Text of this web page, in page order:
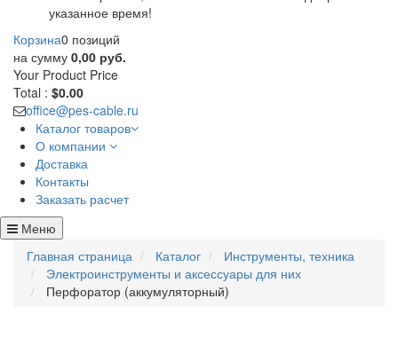
указанное время!
Корзина0 позиций
на сумму 0,00 руб.
Your Product Price
Total : $0.00
office@pes-cable.ru
Каталог товаров
О компании
Доставка
Контакты
Заказать расчет
Меню
Главная страница
Каталог
Инструменты, техника
Электроинструменты и аксессуары для них
Перфоратор (аккумуляторный)